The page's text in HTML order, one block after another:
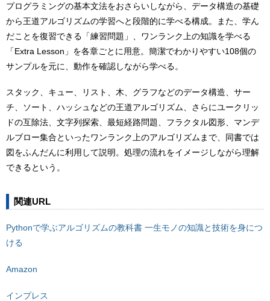
プログラミングの基本文法をおさらいしながら、データ構造の基礎
から王道アルゴリズムの学習へと段階的に学べる構成。また、学ん
だことを復習できる「練習問題」、ワンランク上の知識を学べる
「Extra Lesson」を各章ごとに用意。簡潔でわかりやすい108個の
サンプルを元に、動作を確認しながら学べる。
スタック、キュー、リスト、木、グラフなどのデータ構造、サー
チ、ソート、ハッシュなどの王道アルゴリズム、さらにユークリッ
ドの互除法、文字列探索、最短経路問題、フラクタル図形、マンデ
ルブロー集合といったワンランク上のアルゴリズムまで、同書では
図をふんだんに利用して説明。処理の流れをイメージしながら理解
できるという。
関連URL
Pythonで学ぶアルゴリズムの教科書 一生モノの知識と技術を身につ
ける
Amazon
インプレス